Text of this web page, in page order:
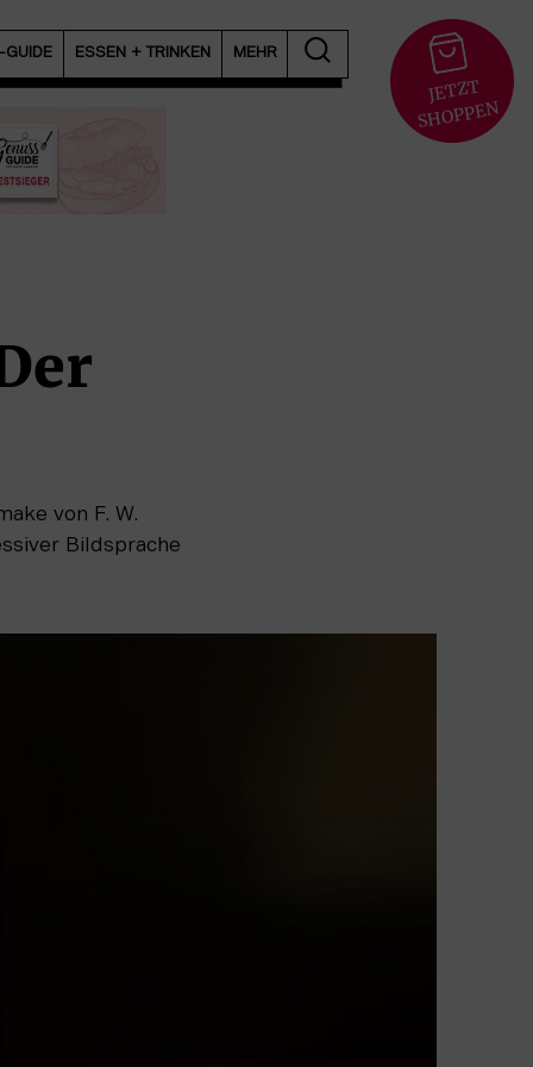
GUIDE ESSEN + TRINKEN MEHR
JETZT
S
HOPPEN
von F. W.
Bildsprache